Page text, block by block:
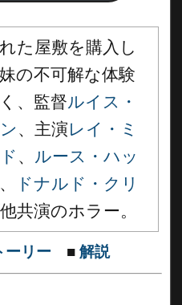
た屋敷を購入し
の不可解な体験
、監督ルイス・
、主演レイ・ミ
、 ルース・ハッ
、
ドナルド・クリ
他共演のホラー。
ーリー ■ 解説